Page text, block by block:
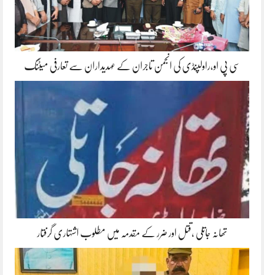
سی پی او،راولپنڈی کی انجمن تاجران کے عہدیداران سے تعارفی میٹنگ
تھانہ جاتلی ،قتل اور ضرر کے مقدمہ میں مطلوب اشتہاری گرفتار